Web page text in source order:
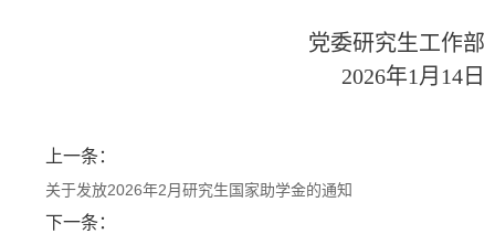
党委研究生工作部
2026年1 月 14 日
上一条：
关于发放2026年2月研究生国家助学金的通知
下一条：